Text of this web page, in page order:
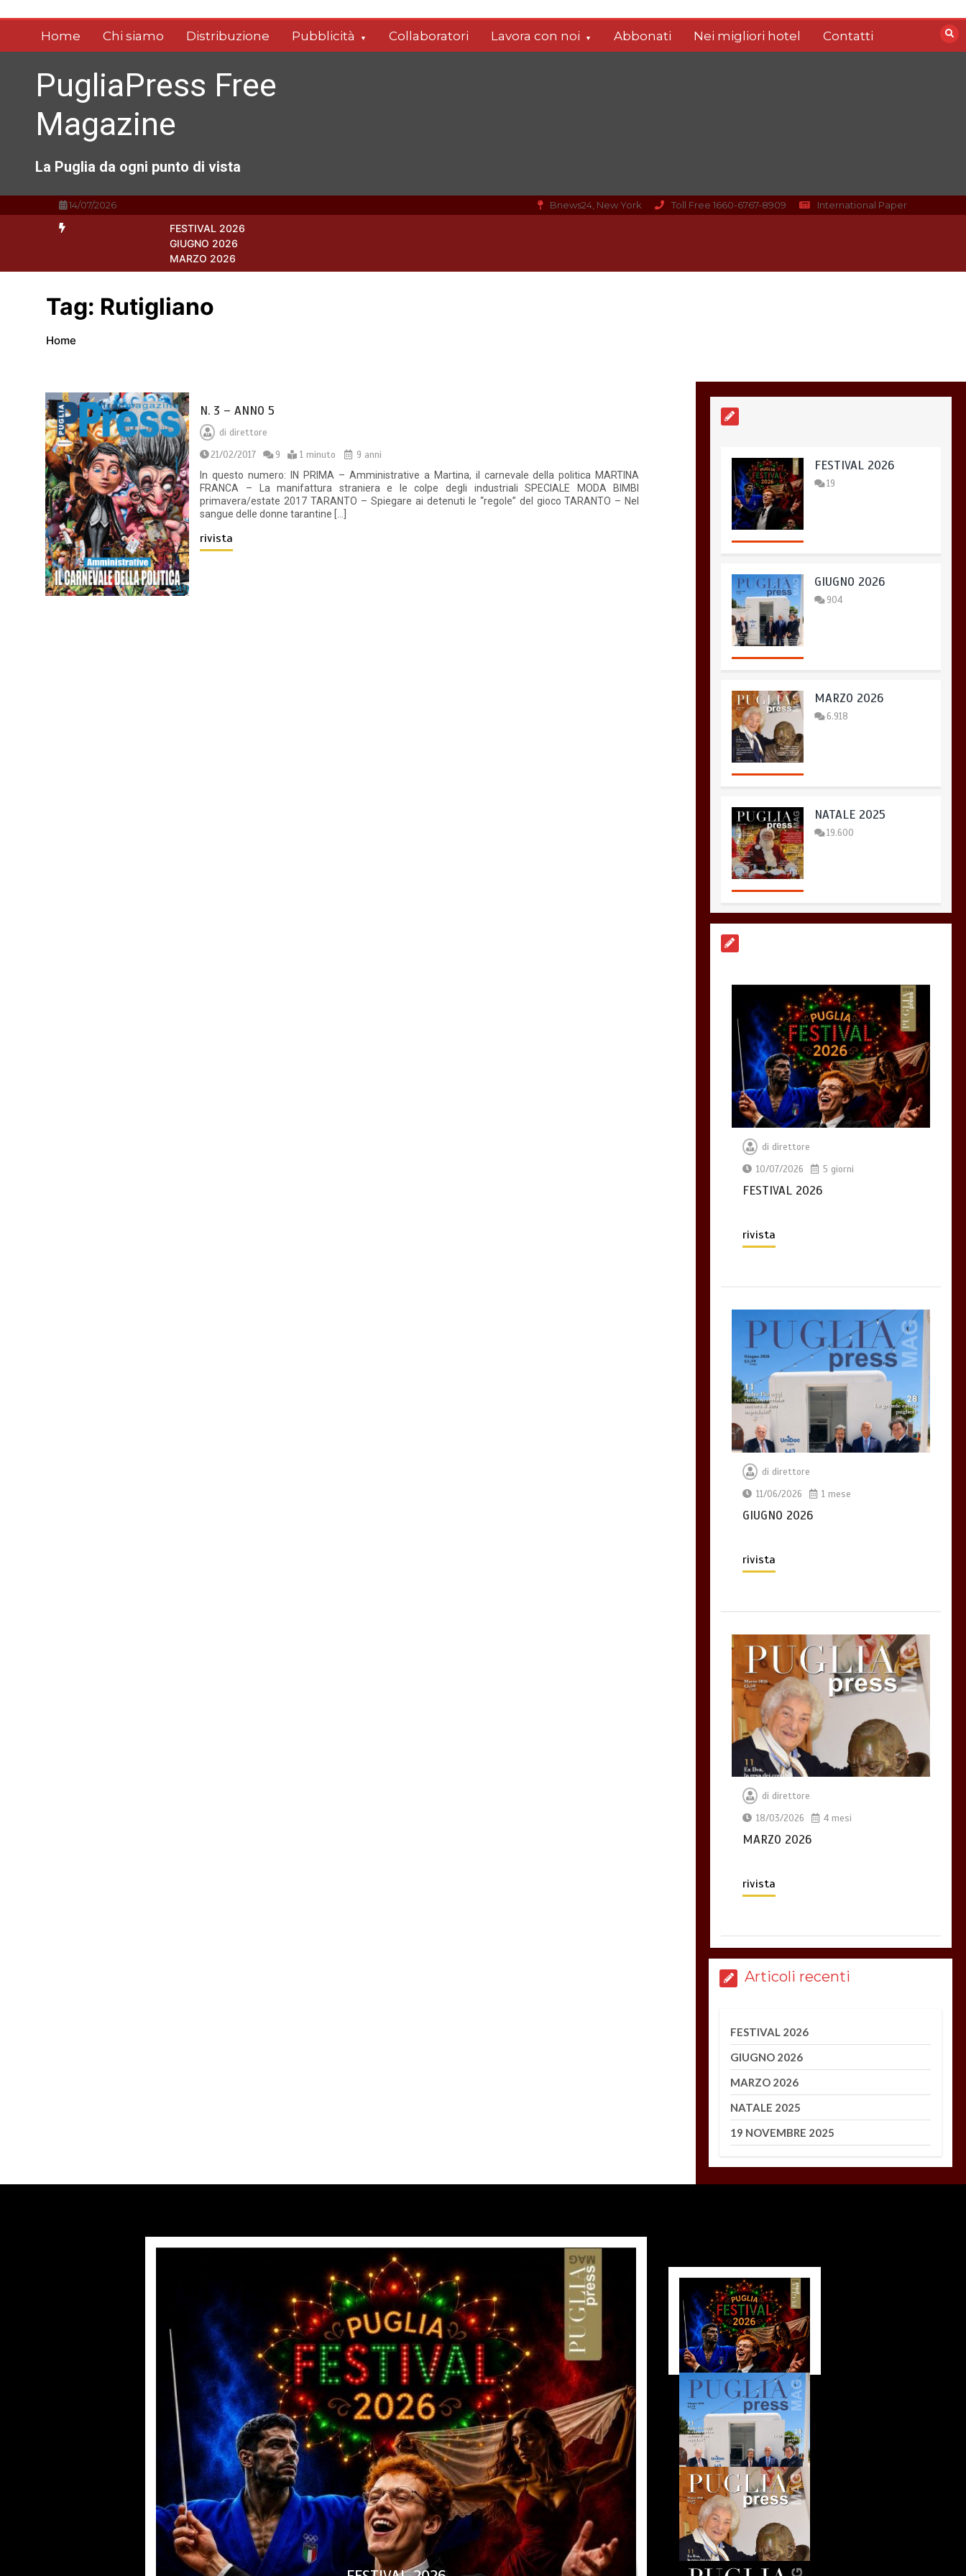
contenutoHome Chi siamo Distribuzione Pubblicità Collaboratori Lavora con noi Abbonati Nei migliori hotel Contatti
PugliaPress Free
Magazine
La Puglia da ogni punto di vista
14/07/2026 Bnews24, New York Toll Free 1660-6767-8909 International Paper
FESTIVAL 2026
GIUGNO 2026
MARZO 2026
Tag: Rutigliano
Home
N. 3 – ANNO 5
di direttore
21/02/2017
9 1 minuto
9 anni
In questo numero: IN PRIMA – Amministrative a Martina, il carnevale della politica MARTINA
FRANCA – La manifattura straniera e le colpe degli industriali SPECIALE MODA BIMBI
primavera/estate 2017 TARANTO – Spiegare ai detenuti le “regole” del gioco TARANTO – Nel
sangue delle donne tarantine […]
rivista
FESTIVAL 2026
19
GIUGNO 2026
904
MARZO 2026
6.918
NATALE 2025
19.600
di direttore
10/07/2026
5 giorni
FESTIVAL 2026
rivista
di direttore
11/06/2026
1 mese
GIUGNO 2026
rivista
di direttore
18/03/2026
4 mesi
MARZO 2026
rivista
Articoli recenti
FESTIVAL 2026
GIUGNO 2026
MARZO 2026
NATALE 2025
19 NOVEMBRE 2025